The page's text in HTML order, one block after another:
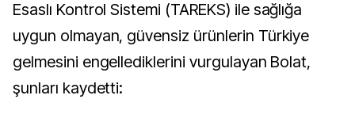
Esaslı Kontrol Sistemi (TAREKS) ile sağlığa
uygun olmayan, güvensiz ürünlerin Türkiye
gelmesini engellediklerini vurgulayan Bolat,
şunları kaydetti: